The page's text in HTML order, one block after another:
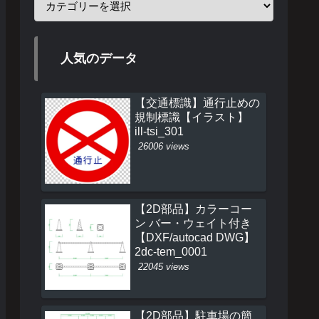
人気のデータ
【交通標識】通行止めの
規制標識【イラスト】
ill-tsi_301
26006 views
【2D部品】カラーコー
ン バー・ウェイト付き
【DXF/autocad DWG】
2dc-tem_0001
22045 views
【2D部品】駐車場の簡